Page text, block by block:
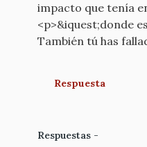
impacto que tenía
<p>&iquest;donde
También tú has
Respuesta
Respuestas